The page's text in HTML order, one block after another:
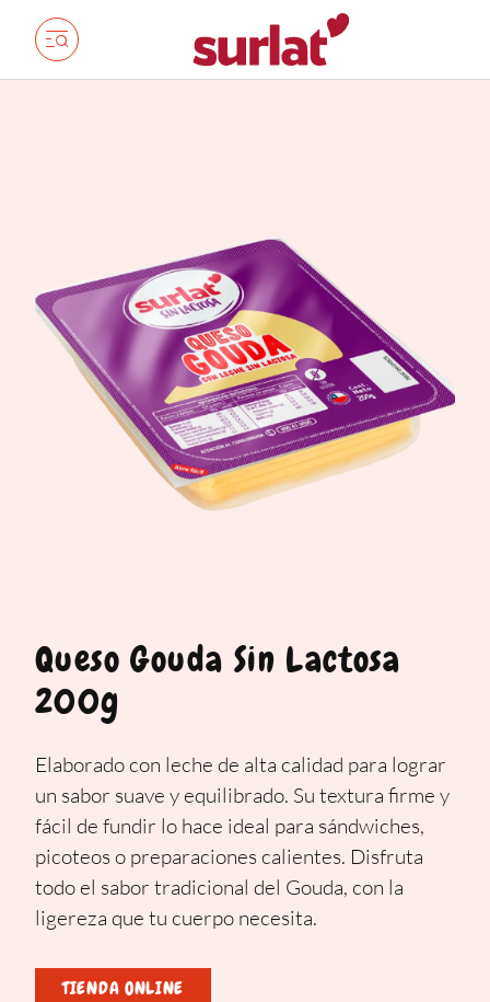
Queso Gouda Sin Lactosa
200g
Elaborado con leche de alta calidad para lograr
un sabor suave y equilibrado. Su textura firme y
fácil de fundir lo hace ideal para sándwiches,
picoteos o preparaciones calientes. Disfruta
todo el sabor tradicional del Gouda, con la
ligereza que tu cuerpo necesita.
TIENDA ONLINE